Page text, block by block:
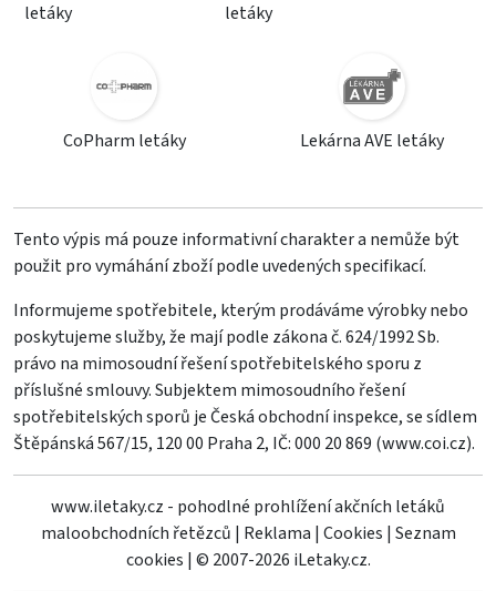
letáky
letáky
CoPharm letáky Lekárna AVE letáky
Tento výpis má pouze informativní charakter a nemůže být
použit pro vymáhání zboží podle uvedených specifikací.
Informujeme spotřebitele, kterým prodáváme výrobky nebo
poskytujeme služby, že mají podle zákona č. 624/1992 Sb.
právo na mimosoudní řešení spotřebitelského sporu z
příslušné smlouvy. Subjektem mimosoudního řešení
spotřebitelských sporů je Česká obchodní inspekce, se sídlem
Štěpánská 567/15, 120 00 Praha 2, IČ: 000 20 869 (www.coi.cz).
www.iletaky.cz - pohodlné prohlížení akčních letáků
maloobchodních řetězců | Reklama | Cookies | Seznam
cookies | © 2007-2026 iLetaky.cz.